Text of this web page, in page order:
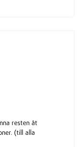
resten åt
(till alla